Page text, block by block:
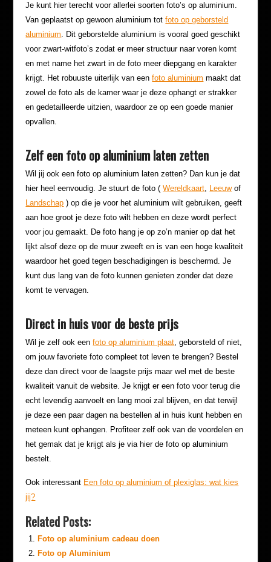
Je kunt hier terecht voor allerlei soorten foto’s op aluminium.
Van geplaatst op gewoon aluminium totfoto op geborsteld
aluminium. Dit geborstelde aluminium is vooral goed geschikt
voor zwart-witfoto’s zodat er meer structuur naar voren komt
en met name het zwart in de foto meer diepgang en karakter
krijgt. Het robuuste uiterlijk van eenfoto aluminium maakt dat
zowel de foto als de kamer waar je deze ophangt er strakker
en gedetailleerde uitzien, waardoor ze op een goede manier
opvallen.
Zelf een foto op aluminium laten zetten
Wil jij ook een foto op aluminium laten zetten? Dan kun je dat
hier heel eenvoudig. Je stuurt de foto (Wereldkaart, Leeuwof
Landschap ) op die je voor het aluminium wilt gebruiken, geeft
aan hoe groot je deze foto wilt hebben en deze wordt perfect
voor jou gemaakt. De foto hang je op zo’n manier op dat het
lijkt alsof deze op de muur zweeft en is van een hoge kwaliteit
waardoor het goed tegen beschadigingen is beschermd. Je
kunt dus lang van de foto kunnen genieten zonder dat deze
komt te vervagen.
Direct in huis voor de beste prijs
Wil je zelf ook eenfoto op aluminium plaat, geborsteld of niet,
om jouw favoriete foto compleet tot leven te brengen? Bestel
deze dan direct voor de laagste prijs maar wel met de beste
kwaliteit vanuit de website. Je krijgt er een foto voor terug die
echt levendig aanvoelt en lang mooi zal blijven, en dat terwijl
je deze een paar dagen na bestellen al in huis kunt hebben en
meteen kunt ophangen. Profiteer zelf ook van de voordelen en
het gemak dat je krijgt als je via hier de foto op aluminium
bestelt.
Ook interessant Een foto op aluminium of plexiglas: wat kies
jij?
Related Posts:
Foto op aluminium cadeau doen
Foto op Aluminium